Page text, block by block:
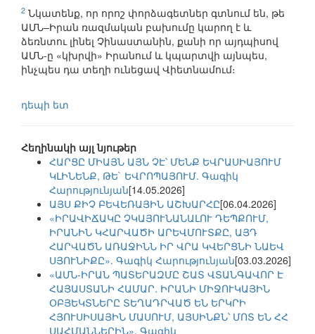
2 Նկատենք, որ որոշ փորձագետներ գտնում են, թե
ԱՄՆ–Իրան ռազմական բախումը կարող է և
ձեռնտու լինել Չինաստանին, քանի որ այդպիսով
ԱՄՆ-ը «կխրվի» Իրանում և կպարտվի այնպես,
ինչպես դա տեղի ունեցավ Վիետնամում։
դեպի ետ
Հեղինակի այլ նյութեր
ՀԱՐՑԸ ՄԻԱՅՆ ԱՅՆ ՉԷ՝ ՄԵՆՔ ԵՎՐԱՍԻԱՅՈՒՄ
ԿԼԻՆԵՆՔ, ԹԵ` ԵՎՐՈՊԱՅՈՒՄ. Գագիկ
Հարությունյան[14.05.2026]
ԱՅՍ ՔԻՉ ԲԵՎԵՌԱՅԻՆ ԱՇԽԱՐՀԸ[06.04.2026]
«ԻՐԱՎԻՃԱԿԸ ՉԿԱՅՈՒՆԱՆԱԼՈՒ ԴԵՊՔՈՒՄ,
ԻՐԱՆԻՆ ԿՀԱՐՎԱԾԻ ԱՐԵՎՄՈՒՏՔԸ, ԱՅԴ
ՀԱՐՎԱԾՆ ԱՌԱՋԻՆՆ ԻՐ ՎՐԱ ԿՎԵՐՑՆԻ ՆԱԵՎ
ՍՅՈՒՆԻՔԸ». Գագիկ Հարությունյան[03.03.2026]
«ԱՄՆ-ԻՐԱՆ ՊԱՏԵՐԱԶՄԸ ՇԱՏ ՎՏԱՆԳԱՎՈՐ Է
ՀԱՅԱՍՏԱՆԻ ՀԱՄԱՐ. ԻՐԱՆԻ ՄԻՋՈՒԿԱՅԻՆ
ՕԲՅԵԿՏՆԵՐԸ ՏԵՂԱԴՐՎԱԾ ԵՆ ԵՐԿՐԻ
ՀՅՈՒՍԻՍԱՅԻՆ ՄԱՍՈՒՄ, ԱՅՍԻՆՔՆ՝ ՄՈՏ ԵՆ ՀՀ
ՍԱՀՄԱՆՆԵՐԻՆ». Գագիկ